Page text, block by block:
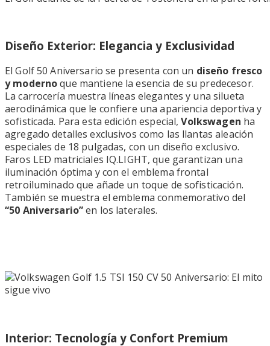
Diseño Exterior: Elegancia y Exclusividad
El Golf 50 Aniversario se presenta con un diseño fresco
y modernoque mantiene la esencia de su predecesor.
La carrocería muestra líneas elegantes y una silueta
aerodinámica que le confiere una apariencia deportiva y
sofisticada. Para esta edición especial,Volkswagen ha
agregado detalles exclusivos como las llantas aleación
especiales de 18 pulgadas, con un diseño exclusivo.
Faros LED matriciales IQ.LIGHT, que garantizan una
iluminación óptima y con el emblema frontal
retroiluminado que añade un toque de sofisticación.
También se muestra el emblema conmemorativo del
“50 Aniversario”en los laterales.
Interior: Tecnología y Confort Premium